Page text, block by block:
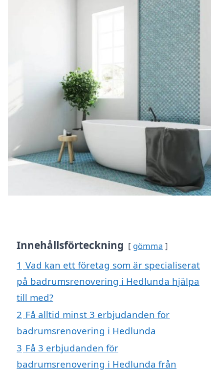
Innehållsförteckning gömma
1 Vad kan ett företag som är specialiserat
på badrumsrenovering i Hedlunda hjälpa
till med?
2 Få alltid minst 3 erbjudanden för
badrumsrenovering i Hedlunda
3 Få 3 erbjudanden för
badrumsrenovering i Hedlunda från